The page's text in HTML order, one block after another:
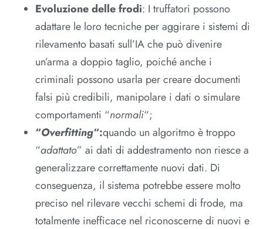
Evoluzione delle frodi: I truffatori possono
adattare le loro tecniche per aggirare i sistemi di
rilevamento basati sull’IA che può divenire
un’arma a doppio taglio, poiché anche i
criminali possono usarla per creare documenti
falsi più credibili, manipolare i dati o simulare
comportamenti “normali“;
“Overfitting“:quando un algoritmo è troppo
“adattato” ai dati di addestramento non riesce a
generalizzare correttamente nuovi dati. Di
conseguenza, il sistema potrebbe essere molto
preciso nel rilevare vecchi schemi di frode, ma
totalmente inefficace nel riconoscerne di nuovi e